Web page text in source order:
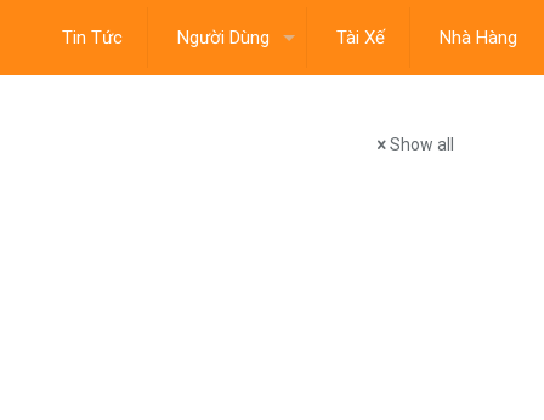
Tin Tức Người Dùng Tài Xế Nhà Hàng
Show all